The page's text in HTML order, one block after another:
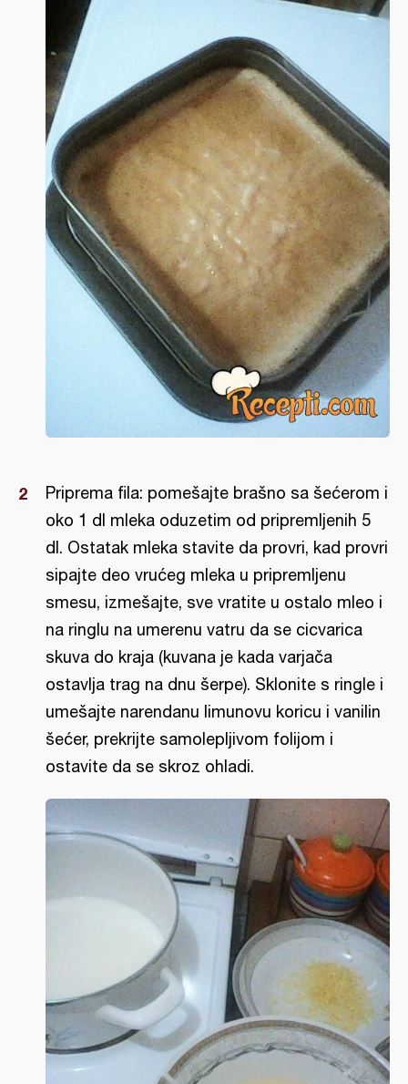
Priprema fila: pomešajte brašno sa šećerom i
oko 1 dl mleka oduzetim od pripremljenih 5
dl. Ostatak mleka stavite da provri, kad provri
sipajte deo vrućeg mleka u pripremljenu
smesu, izmešajte, sve vratite u ostalo mleo i
na ringlu na umerenu vatru da se cicvarica
skuva do kraja (kuvana je kada varjača
ostavlja trag na dnu šerpe). Sklonite s ringle i
umešajte narendanu limunovu koricu i vanilin
šećer, prekrijte samolepljivom folijom i
ostavite da se skroz ohladi.